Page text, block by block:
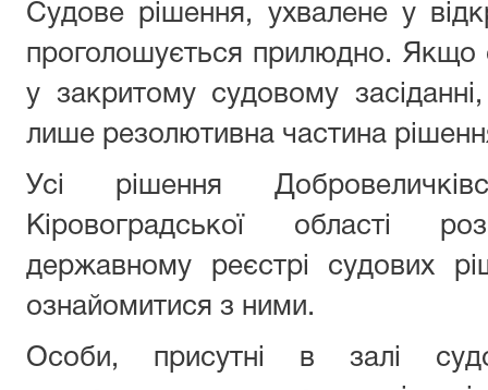
Судове рішення, ухвалене у
проголошується прилюдно. Якщо
у закритому судовому
лише резолютивна частина
Усі рішення
Кіровоградської області
державному реєстрі судових
ознайомитися з ними.
Особи, присутні в залі